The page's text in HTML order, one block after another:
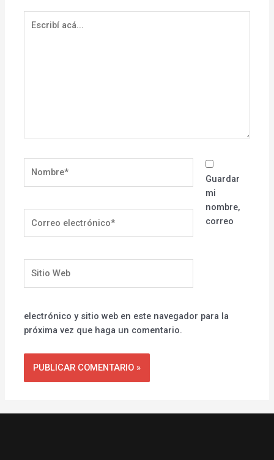
acá...
electrónico*
Web
Guardar
mi
nombre,
correo
electrónico y sitio web en este navegador para la
próxima vez que haga un comentario.